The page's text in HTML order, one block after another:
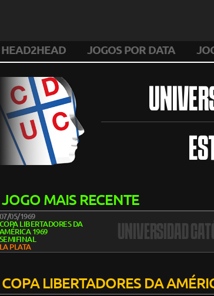
HEAD2HEAD JOGOS POR DATA
JOGO MAIS RECENTE
07/05/1969
COPA LIBERTADORES DA
AMÉRICA 1969
SEMIFINAL
LA PLATA
UNIVERSIDAD
COPA LIBERTADORES DA